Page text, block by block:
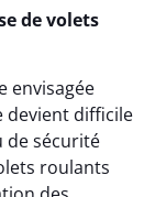
de volets
envisagée
devient difficile
de sécurité
roulants